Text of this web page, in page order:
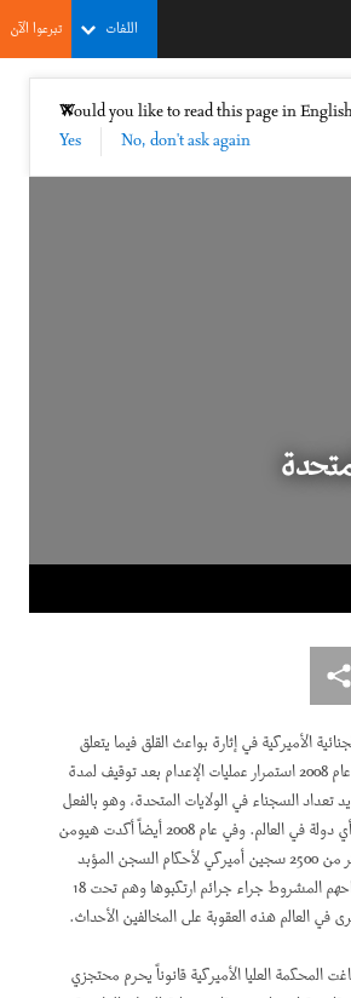
اللغات تبرعوا الآن
Would you like to read this page in
Yes
No, don't ask again
✕إغلاق
Share this
Share this via مشاركة
الأميركية في إثارة بواعث القلق فيما يتعلق
بحقوق الإنسان. وشهد عام 2008 استمرار عمليات الإعدام بعد توقيف لمدة
تعداد السجناء في الولايات المتحدة، وهو بالفعل
أكبر تعداد للسجناء في أي دولة في العالم. وفي عام 2008 أيضاً أكدت هيومن
رايتس ووتش قضاء أكثر من 2500 سجين أميركي لأحكام السجن المؤبد
دون احتمال لإطلاق سراحهم المشروط جراء جرائم ارتكبوها وهم تحت 18
في العالم هذه العقوبة على المخالفين الأحداث.
المحكمة العليا الأميركية قانوناً يحرم محتجزي